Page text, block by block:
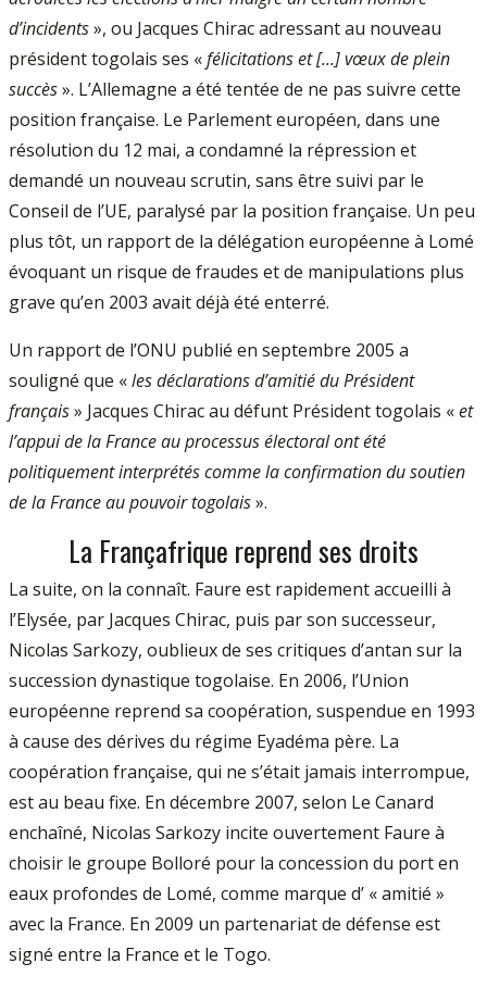
d’incidents», ou Jacques Chirac adressant au nouveau
président togolais ses «félicitations et [...] vœux de plein
succès». L’Allemagne a été tentée de ne pas suivre cette
position française. Le Parlement européen, dans une
résolution du 12 mai, a condamné la répression et
demandé un nouveau scrutin, sans être suivi par le
Conseil de l’UE, paralysé par la position française. Un peu
plus tôt, un rapport de la délégation européenne à Lomé
évoquant un risque de fraudes et de manipulations plus
grave qu’en 2003 avait déjà été enterré.
Un rapport de l’ONU publié en septembre 2005 a
souligné que «les déclarations d’amitié du Président
français» Jacques Chirac au défunt Président togolais «et
l’appui de la France au processus électoral ont été
politiquement inter­prétés comme la confirmation du soutien
de la France au pouvoir togolais».
La Françafrique reprend ses droits
La suite, on la connaît. Faure est rapidement accueilli à
l’Elysée, par Jacques Chirac, puis par son successeur,
Nicolas Sarkozy, oublieux de ses critiques d’antan sur la
succession dynastique togolaise. En 2006, l’Union
européenne reprend sa coopération, suspendue en 1993
à cause des dérives du régime Eyadéma père. La
coopération française, qui ne s’était jamais interrompue,
est au beau fixe. En décembre 2007, selon Le Canard
enchaîné, Nicolas Sarkozy incite ouvertement Faure à
choisir le groupe Bolloré pour la concession du port en
eaux profondes de Lomé, comme marque d’ « amitié »
avec la France. En 2009 un partenariat de défense est
signé entre la France et le Togo.